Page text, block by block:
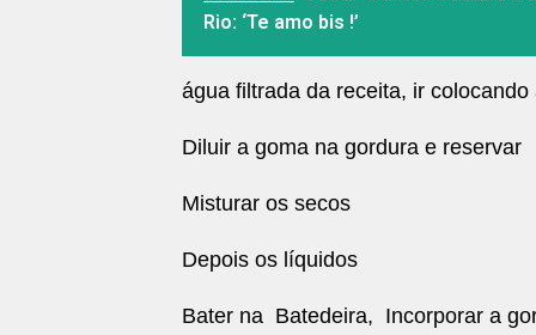
Rio: ‘Te amo bis !’
água filtrada da receita, ir
Diluir a goma na gordura e reservar
Misturar os secos
Depois os líquidos
Bater na Batedeira, Incorporar a